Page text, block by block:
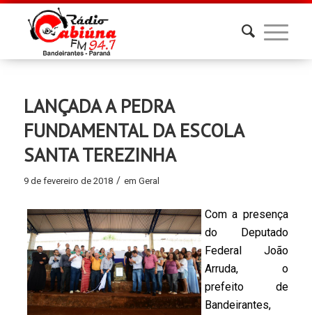
LANÇADA A PEDRA
FUNDAMENTAL DA ESCOLA
SANTA TEREZINHA
9 de fevereiro de 2018 / em Geral
Com a presença
do Deputado
Federal João
Arruda,
o
prefeito de
Bandeirantes,